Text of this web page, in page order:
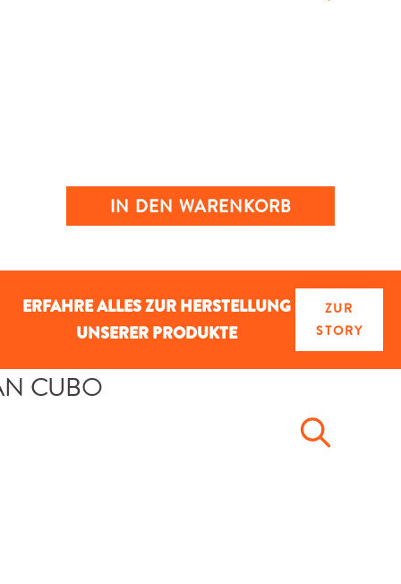
IN DEN WARENKORB
ERFAHRE ALLES ZUR HERSTELLUNG
UNSERER PRODUKTE
ZUR
STORY